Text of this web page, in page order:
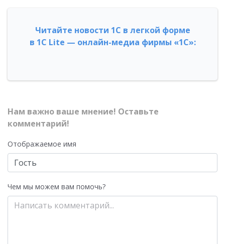
Читайте новости 1С в легкой форме
в 1С Lite — онлайн-медиа фирмы «1С»:
Нам важно ваше мнение! Оставьте
комментарий!
Отображаемое имя
Чем мы можем вам помочь?